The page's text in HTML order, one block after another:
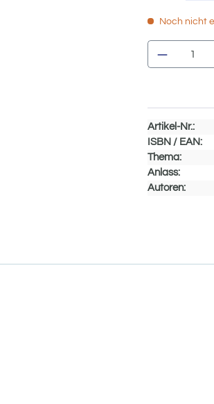
Noch nicht
Artikel-Nr.:
ISBN / EAN:
Thema:
Anlass:
Autoren: